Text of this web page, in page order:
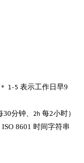
1-5 表示工作日早9
30分钟、 2h 每2小时）
ISO 8601 时间字符串